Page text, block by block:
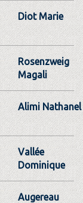
Diot Marie
Rosenzweig
Magali
Alimi Nathanel
Vallée
Dominique
Augereau